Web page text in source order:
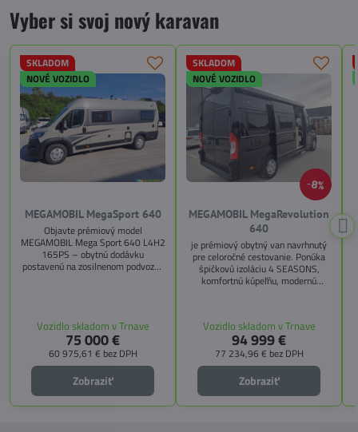
Vyber si svoj nový karavan
SKLADOM
NOVÉ VOZIDLO
MEGAMOBIL MegaSport 640
Objavte prémiový model
MEGAMOBIL Mega Sport 640 L4H2
165PS – obytnú dodávku
postavenú na zosilnenom podvozku
pozdĺžnemu lôžku a možnosti
doplniť predné prídavné lôžko.
Vozidlo skladom v Trnave
75 000 €
60 975,61 € bez DPH
Zobraziť
8%
SKLADOM
NOVÉ VOZIDLO
MEGAMOBIL MegaRevolution
640
je prémiový obytný van navrhnutý
pre celoročné cestovanie. Ponúka
špičkovú izoláciu 4 SEASONS,
komfortnú kúpeľňu, modernú
CITY, TECHNO, SICHERHEIT a
MEGA WINTER získate maximálnu
bezpečnosť, pohodlie a
technologické inovácie. Ideálna
voľba pre tých, ktorí hľadajú luxus,
funkčnosť a slobodu na cestách.
Vozidlo skladom v Trnave
94 999 €
77 234,96 € bez DPH
Zobraziť